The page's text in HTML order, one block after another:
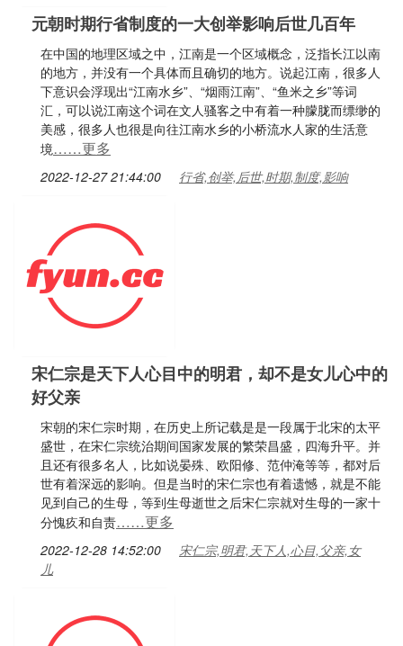
元朝时期行省制度的一大创举影响后世几百年
在中国的地理区域之中，江南是一个区域概念，泛指长江以南
的地方，并没有一个具体而且确切的地方。说起江南，很多人
下意识会浮现出“江南水乡”、“烟雨江南”、“鱼米之乡”等词
汇，可以说江南这个词在文人骚客之中有着一种朦胧而缥缈的
美感，很多人也很是向往江南水乡的小桥流水人家的生活意
境……更多
2022-12-27 21:44:00 行省,创举,后世,时期,制度,影响
宋仁宗是天下人心目中的明君，却不是女儿心中的
好父亲
宋朝的宋仁宗时期，在历史上所记载是是一段属于北宋的太平
盛世，在宋仁宗统治期间国家发展的繁荣昌盛，四海升平。并
且还有很多名人，比如说晏殊、欧阳修、范仲淹等等，都对后
世有着深远的影响。但是当时的宋仁宗也有着遗憾，就是不能
见到自己的生母，等到生母逝世之后宋仁宗就对生母的一家十
分愧疚和自责……更多
2022-12-28 14:52:00
宋仁宗,明君,天下人,心目,父亲,女
儿